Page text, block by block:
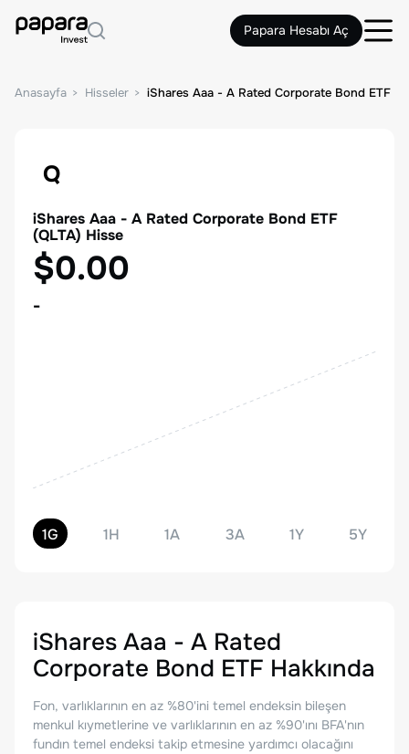
Papara Hesabı Aç
Anasayfa Hisseler iShares Aaa - A Rated Corporate Bond ETF
Q
iShares Aaa - A Rated Corporate Bond ETF
(QLTA) Hisse
$0.00
-
1G 1H 1A 3A 1Y 5Y
iShares Aaa - A Rated
Corporate Bond ETF Hakkında
Fon, varlıklarının en az %80'ini temel endeksin bileşen
menkul kıymetlerine ve varlıklarının en az %90'ını BFA'nın
fundın temel endeksi takip etmesine yardımcı olacağını